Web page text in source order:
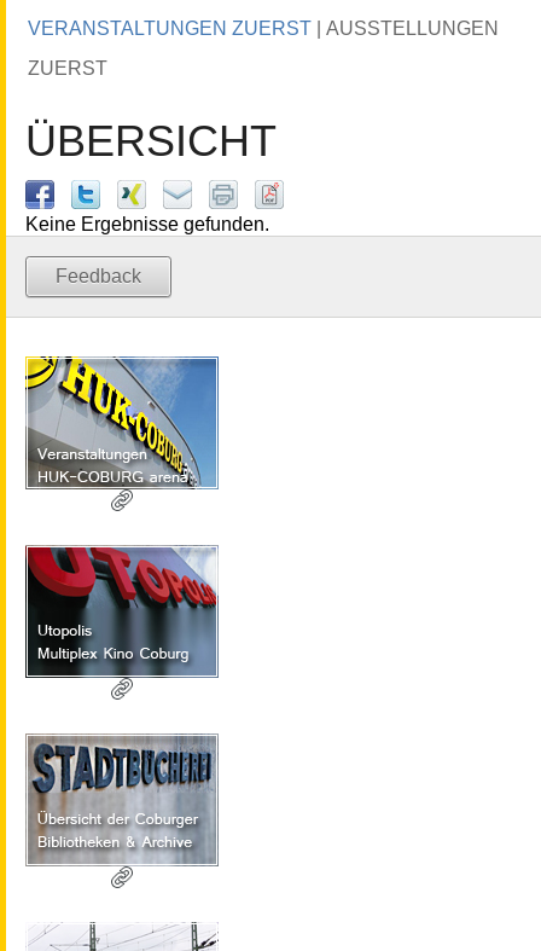
VERANSTALTUNGEN ZUERST
AUSSTELLUNGEN
ZUERST
ÜBERSICHT
Keine Ergebnisse gefunden.
Feedback